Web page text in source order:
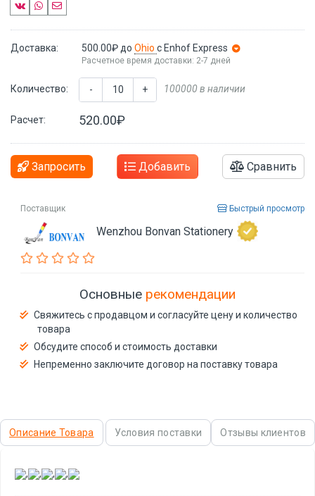
Доставка: 500.00₽ до Ohio с Enhof Express
Расчетное время доставки: 2-7 дней
Количество: - + 100000 в наличии
Расчет: 520.00₽
Запросить Добавить Сравнить
Поставщик Быстрый просмотр
Wenzhou Bonvan Stationery
Основные рекомендации
Свяжитесь с продавцом и согласуйте цену и количество
товара
Обсудите способ и стоимость доставки
Непременно заключите договор на поставку товара
Описание Товара Условия поставки Отзывы клиентов
, , , ,